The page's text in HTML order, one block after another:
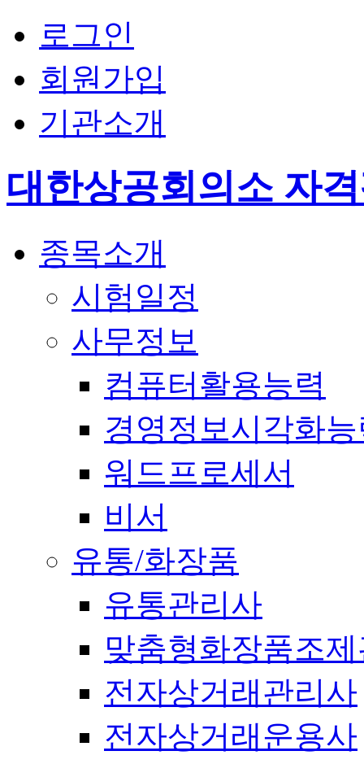
로그인
회원가입
기관소개
대한상공회의소 자
종목소개
시험일정
사무정보
컴퓨터활용능력
경영정보시각화
워드프로세서
비서
유통/화장품
유통관리사
맞춤형화장품조
전자상거래관리사
전자상거래운용사